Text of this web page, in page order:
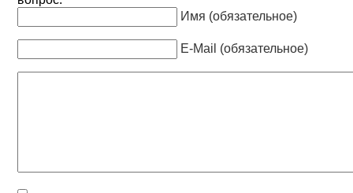
Имя (обязательное)
E-Mail (обязательное)